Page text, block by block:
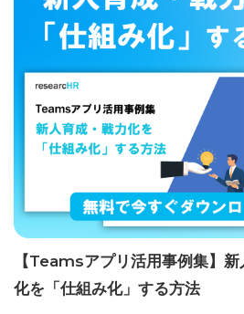
【Teamsアプリ活用事例集】新
化を「仕組み化」する方法